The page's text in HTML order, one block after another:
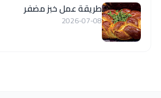
طريقة عمل خبز مضفر
2026-07-08